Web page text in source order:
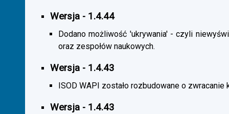
Wersja - 1.4.44
Dodano możliwość 'ukrywania' - czyli
oraz zespołów naukowych.
Wersja - 1.4.43
ISOD WAPI zostało rozbudowane o
Wersja - 1.4.43